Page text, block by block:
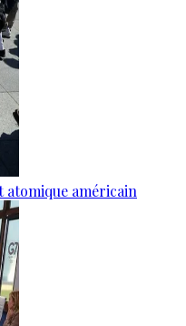
atomique américain